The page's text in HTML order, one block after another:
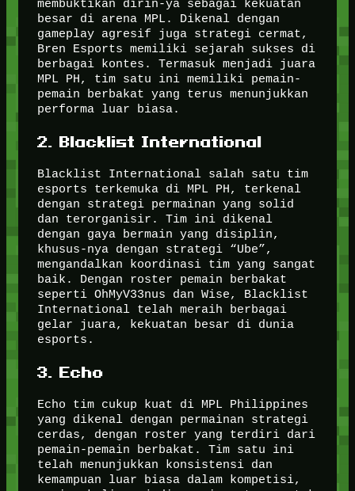
membuktikan dirin-ya sebagai kekuatan
besar di arena MPL. Dikenal dengan
gameplay agresif juga strategi cermat,
Bren Esports memiliki sejarah sukses di
berbagai kontes. Termasuk menjadi juara
MPL PH, tim satu ini memiliki pemain-
pemain berbakat yang terus menunjukkan
performa luar biasa.
2. Blacklist International
Blacklist International salah satu tim
esports terkemuka di MPL PH, terkenal
dengan strategi permainan yang solid
dan terorganisir. Tim ini dikenal
dengan gaya bermain yang disiplin,
khusus-nya dengan strategi “Ube”,
mengandalkan koordinasi tim yang sangat
baik. Dengan roster pemain berbakat
seperti OhMyV33nus dan Wise, Blacklist
International telah meraih berbagai
gelar juara, kekuatan besar di dunia
esports.
3. Echo
Echo tim cukup kuat di MPL Philippines
yang dikenal dengan permainan strategi
cerdas, dengan roster yang terdiri dari
pemain-pemain berbakat. Tim satu ini
telah menunjukkan konsistensi dan
kemampuan luar biasa dalam kompetisi,